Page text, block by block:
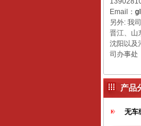
Email：
另外: 我
晋江、山
沈阳以及
司办事处
产品
无车